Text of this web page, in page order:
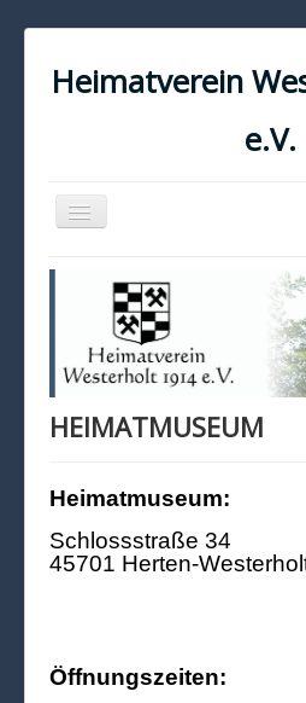
Heimatverein
e.V.
Navigation
an/aus
KONTAKT
IMPRESSUM
DATENSCHUTZ
HEIMATMUSEUM
Heimatmuseum:
Schlossstraße 34
45701 Herten-
Öffnungszeiten: